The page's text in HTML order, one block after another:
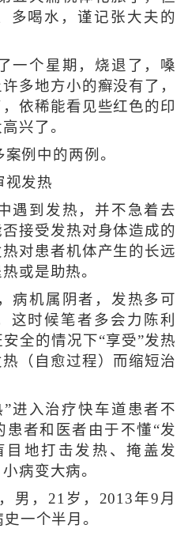
多喝水，谨记张大夫的
个星期，烧退了，嗓
多地方小的癣没有了，
依稀能看见些红色的印
兴了。
例中的两例。
发热
到发热，并不急着去
接受发热对身体造成的
对患者机体产生的长远
或是助热。
机属阴者，发热多可
这时候笔者多会力陈利
全的情况下“享受”发热
（自愈过程）而缩短治
入治疗快车道患者不
患者和医者由于不懂“发
目地打击发热、掩盖发
病变大病。
，21岁，2013年9月
一个半月。